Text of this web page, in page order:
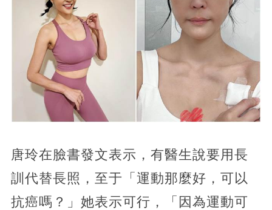
唐玲在臉書發文表示，有醫生說要用長
訓代替長照，至于「運動那麼好，可以
抗癌嗎？」她表示可行，「因為運動可